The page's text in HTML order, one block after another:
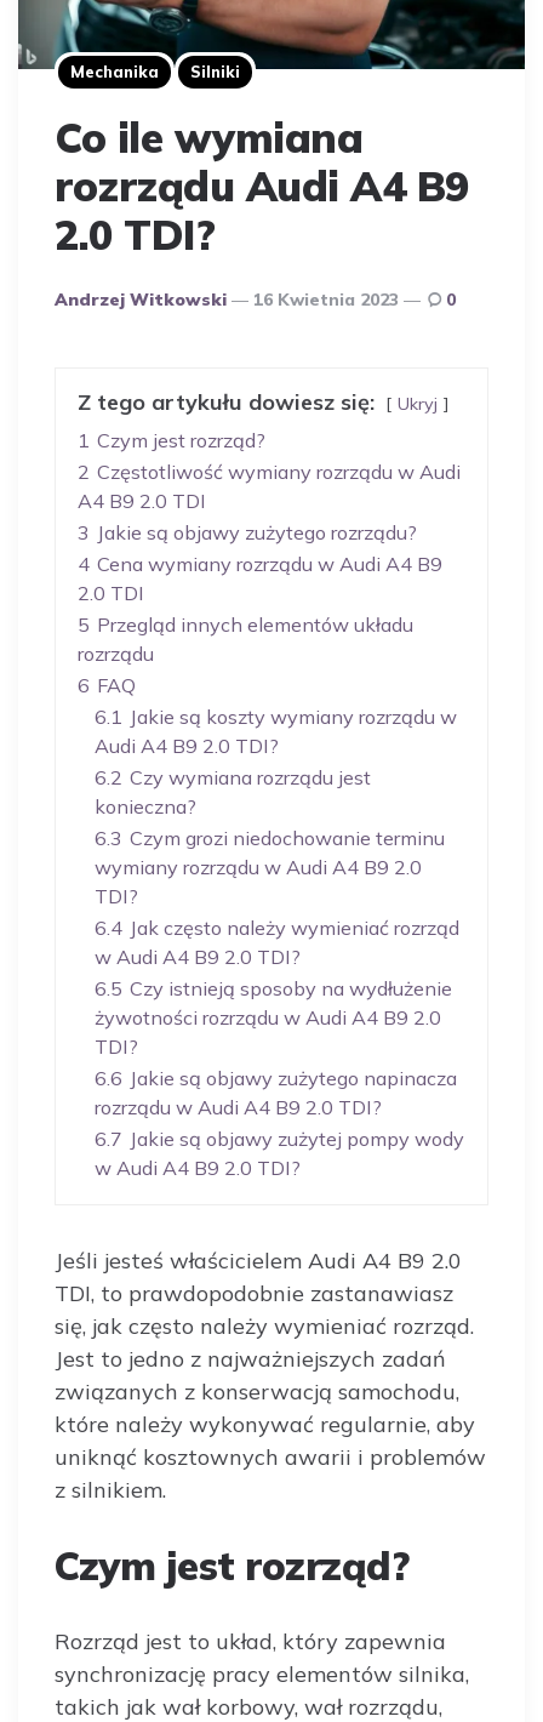
Mechanika Silniki
Co ile wymiana
rozrządu Audi A4 B9
2.0 TDI?
Opublikowany
Andrzej Witkowski 16 Kwietnia 2023 0
Z tego artykułu dowiesz się: Ukryj
1 Czym jest rozrząd?
2 Częstotliwość wymiany rozrządu w Audi
A4 B9 2.0 TDI
3 Jakie są objawy zużytego rozrządu?
4 Cena wymiany rozrządu w Audi A4 B9
2.0 TDI
5 Przegląd innych elementów układu
rozrządu
6 FAQ
6.1 Jakie są koszty wymiany rozrządu w
Audi A4 B9 2.0 TDI?
6.2 Czy wymiana rozrządu jest
konieczna?
6.3 Czym grozi niedochowanie terminu
wymiany rozrządu w Audi A4 B9 2.0
TDI?
6.4 Jak często należy wymieniać rozrząd
w Audi A4 B9 2.0 TDI?
6.5 Czy istnieją sposoby na wydłużenie
żywotności rozrządu w Audi A4 B9 2.0
TDI?
6.6 Jakie są objawy zużytego napinacza
rozrządu w Audi A4 B9 2.0 TDI?
6.7 Jakie są objawy zużytej pompy wody
w Audi A4 B9 2.0 TDI?
Jeśli jesteś właścicielem Audi A4 B9 2.0
TDI, to prawdopodobnie zastanawiasz
się, jak często należy wymieniać rozrząd.
Jest to jedno z najważniejszych zadań
związanych z konserwacją samochodu,
które należy wykonywać regularnie, aby
uniknąć kosztownych awarii i problemów
z silnikiem.
Czym jest rozrząd?
Rozrząd jest to układ, który zapewnia
synchronizację pracy elementów silnika,
takich jak wał korbowy, wał rozrządu,